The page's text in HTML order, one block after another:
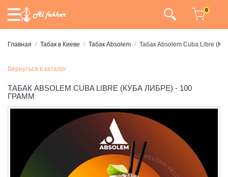
0
Главная Табак в Киеве Табак Absolem Табак Absolem Cuba Libre
Вернуться в каталог
ТАБАК ABSOLEM CUBA LIBRE (КУБА ЛИБРЕ) - 100
ГРАММ